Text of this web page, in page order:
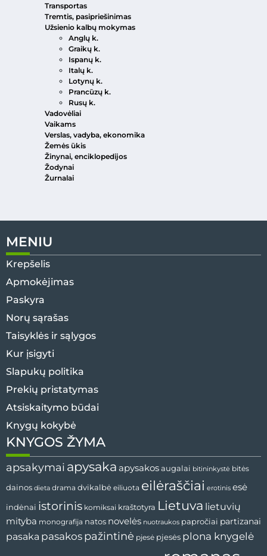
Transportas
Tremtis, pasipriešinimas
Užsienio kalbų mokymas
Anglų k.
Graikų k.
Ispanų k.
Italų k.
Lotynų k.
Prancūzų k.
Rusų k.
Vadovėliai
Vaikams
Verslas, vadyba, ekonomika
Žemės ūkis
Žinynai, enciklopedijos
Žodynai
Žurnalai
MENIU
Krepšelis
Apmokėjimas
Paskyra
Norų sąrašas
Taisyklės ir sąlygos
Kur įsigyti
Slapukų politika
Prekių pristatymas
Atsiskaitymo būdai
Knygų kokybė
KNYGOS ŽYMA
apsakymai apysaka apysakos augalai bitininkystė bitės
dainos dieta drama dvikalbė eiliuota eilėraščiai erotinis esė
indėnai istorinis komiksai kraštotyra Lietuva lietuvių
mityba monografija natos novelės nuotraukos papročiai partizanai
pasaka pasakos pažintinė pjesė pjesės plona knygelė